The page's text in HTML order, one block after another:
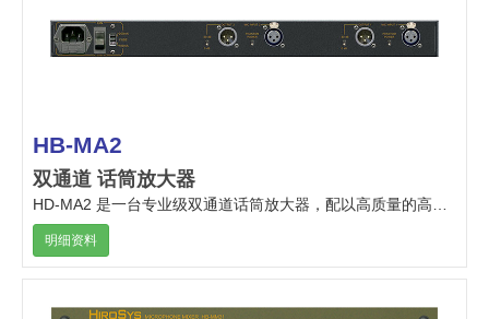
HB-MA2
双通道 话筒放大器
明细资料